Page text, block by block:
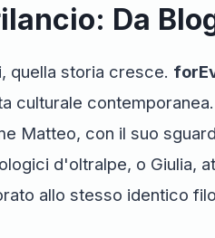
Da
quella storia cresce.
culturale
Matteo, con il suo
d'oltralpe, o Giulia,
allo stesso identico